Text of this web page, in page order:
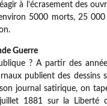
à l’écrasement des
5000 morts, 25
Guerre
? A partir des
publient des dessins
journal satirique, on
1881 sur la Liberté